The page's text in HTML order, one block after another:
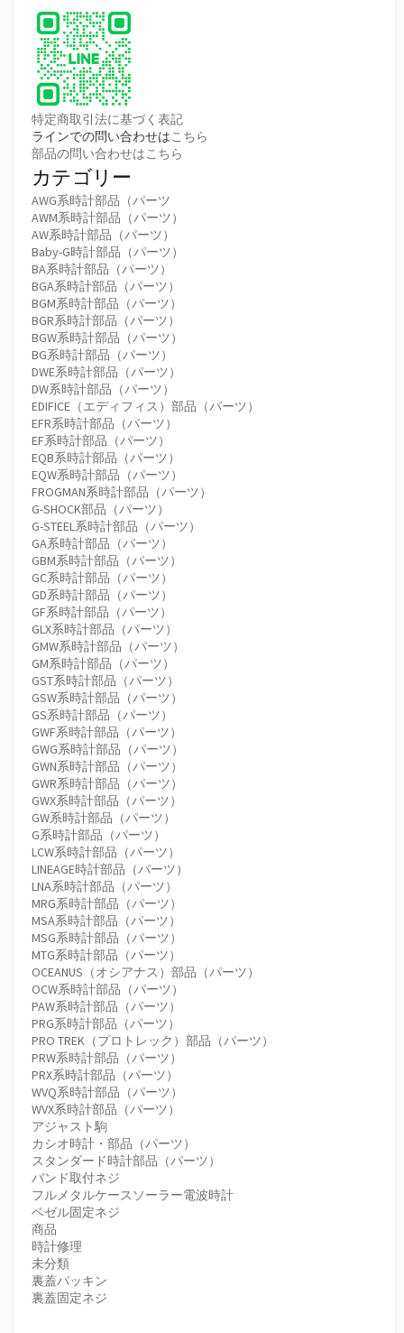
特定商取引法に基づく表記
ラインでの問い合わせはこちら
部品の問い合わせはこちら
カテゴリー
AWG系時計部品（パーツ
AWM系時計部品（パーツ）
AW系時計部品（パーツ）
Baby-G時計部品（パーツ）
BA系時計部品（パーツ）
BGA系時計部品（パーツ）
BGM系時計部品（パーツ）
BGR系時計部品（パーツ）
BGW系時計部品（パーツ）
BG系時計部品（パーツ）
DWE系時計部品（パーツ）
DW系時計部品（パーツ）
EDIFICE（エディフィス）部品（パーツ）
EFR系時計部品（パーツ）
EF系時計部品（パーツ）
EQB系時計部品（パーツ）
EQW系時計部品（パーツ）
FROGMAN系時計部品（パーツ）
G-SHOCK部品（パーツ）
G-STEEL系時計部品（パーツ）
GA系時計部品（パーツ）
GBM系時計部品（パーツ）
GC系時計部品（パーツ）
GD系時計部品（パーツ）
GF系時計部品（パーツ）
GLX系時計部品（パーツ）
GMW系時計部品（パーツ）
GM系時計部品（パーツ）
GST系時計部品（パーツ）
GSW系時計部品（パーツ）
GS系時計部品（パーツ）
GWF系時計部品（パーツ）
GWG系時計部品（パーツ）
GWN系時計部品（パーツ）
GWR系時計部品（パーツ）
GWX系時計部品（パーツ）
GW系時計部品（パーツ）
G系時計部品（パーツ）
LCW系時計部品（パーツ）
LINEAGE時計部品（パーツ）
LNA系時計部品（パーツ）
MRG系時計部品（パーツ）
MSA系時計部品（パーツ）
MSG系時計部品（パーツ）
MTG系時計部品（パーツ）
OCEANUS（オシアナス）部品（パーツ）
OCW系時計部品（パーツ）
PAW系時計部品（パーツ）
PRG系時計部品（パーツ）
PRO TREK（プロトレック）部品（パーツ）
PRW系時計部品（パーツ）
PRX系時計部品（パーツ）
WVQ系時計部品（パーツ）
WVX系時計部品（パーツ）
アジャスト駒
カシオ時計・部品（パーツ）
スタンダード時計部品（パーツ）
バンド取付ネジ
フルメタルケースソーラー電波時計
ベゼル固定ネジ
商品
時計修理
未分類
裏蓋パッキン
裏蓋固定ネジ